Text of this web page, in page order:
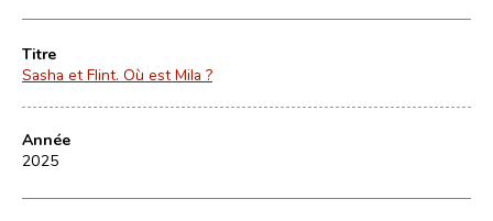
Titre
Sasha et Flint. Où est Mila ?
Année
2025